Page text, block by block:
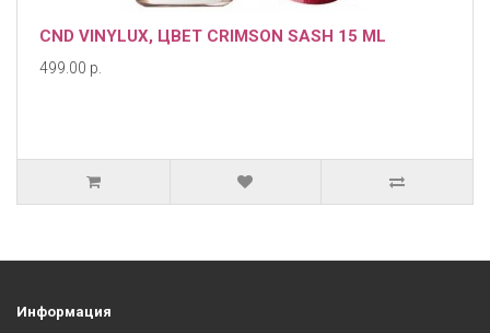
CND VINYLUX, ЦВЕТ CRIMSON SASH 15 ML
499.00 р.
Информация